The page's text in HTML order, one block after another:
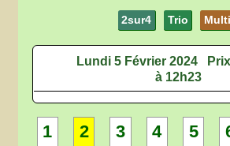
2sur4 Trio Multi
Lundi 5 Février 2024
à 12h23
1 2 3 4 5